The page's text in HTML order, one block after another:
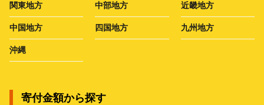
関東地方 中部地方 近畿地方
中国地方 四国地方 九州地方
沖縄
寄付金額から探す